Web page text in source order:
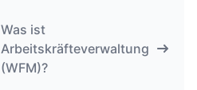
Was ist
Arbeitskräfteverwaltung
(WFM)?